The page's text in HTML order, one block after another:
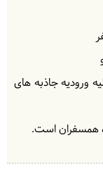
خواهیم رفت با
همسفران عزیز
و گشت‌های آزاد
یورتهای عشایر محلی
ورودیه‌ جاذبه های
همسفران است.